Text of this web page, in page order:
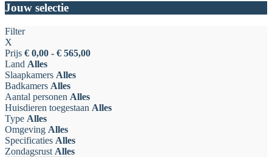
Jouw selectie
Filter
X
Prijs € 0,00 - € 565,00
Land Alles
Slaapkamers Alles
Badkamers Alles
Aantal personen Alles
Huisdieren toegestaan Alles
Type Alles
Omgeving Alles
Specificaties Alles
Zondagsrust Alles